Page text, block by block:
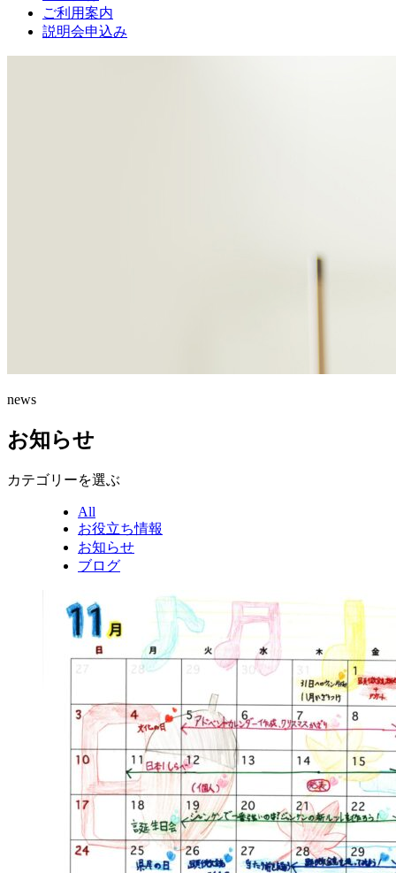
ご利用案内
説明会申込み
news
お知らせ
カテゴリーを選ぶ
All
お役立ち情報
お知らせ
ブログ